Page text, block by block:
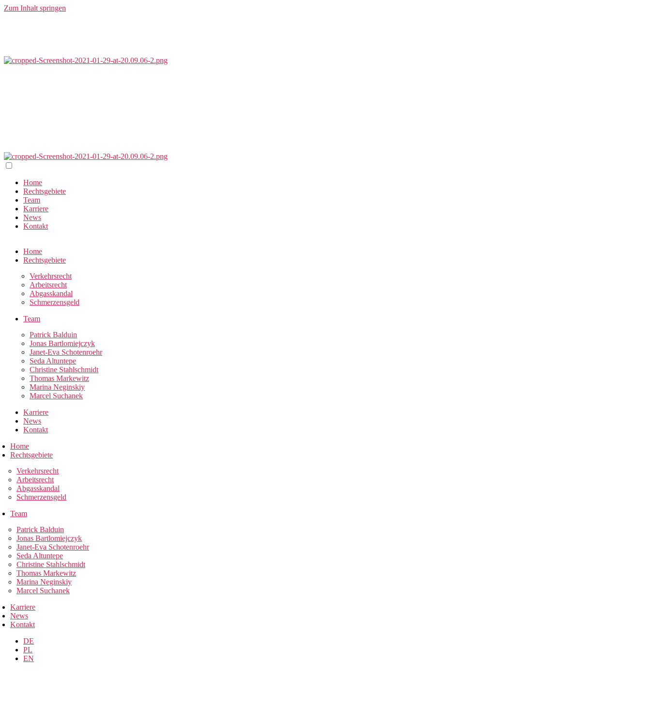
Zum Inhalt springen
Home
Rechtsgebiete
Team
Karriere
News
Kontakt
Home
Rechtsgebiete
Verkehrsrecht
Arbeitsrecht
Abgasskandal
Schmerzensgeld
Team
Patrick Balduin
Jonas Bartlomiejczyk
Janet-Eva Schotenroehr
Seda Altuntepe
Christine Stahlschmidt
Thomas Markewitz
Marina Neginskiy
Marcel Suchanek
Karriere
News
Kontakt
Home
Rechtsgebiete
Verkehrsrecht
Arbeitsrecht
Abgasskandal
Schmerzensgeld
Team
Patrick Balduin
Jonas Bartlomiejczyk
Janet-Eva Schotenroehr
Seda Altuntepe
Christine Stahlschmidt
Thomas Markewitz
Marina Neginskiy
Marcel Suchanek
Karriere
News
Kontakt
DE
PL
EN